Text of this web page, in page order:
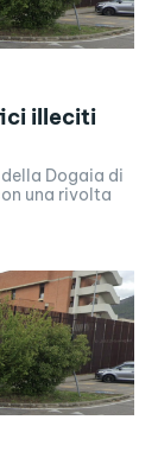
illeciti
Dogaia di
una rivolta